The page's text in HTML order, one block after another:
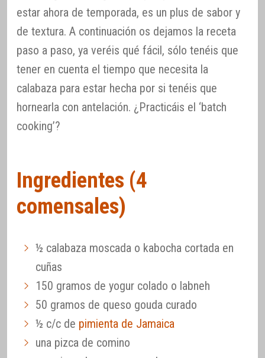
estar ahora de temporada, es un plus de sabor y
de textura. A continuación os dejamos la receta
paso a paso, ya veréis qué fácil, sólo tenéis que
tener en cuenta el tiempo que necesita la
calabaza para estar hecha por si tenéis que
hornearla con antelación. ¿Practicáis el ‘batch
cooking’?
Ingredientes (4
comensales)
½ calabaza moscada o kabocha cortada en
cuñas
150 gramos de yogur colado o labneh
50 gramos de queso gouda curado
½ c/c de pimienta de Jamaica
una pizca de comino